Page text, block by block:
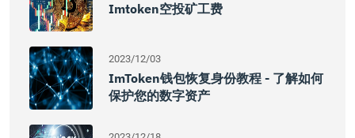
Imtoken空投矿工费
2023/12/03
ImToken钱包恢复身份教程 - 了解如何
保护您的数字资产